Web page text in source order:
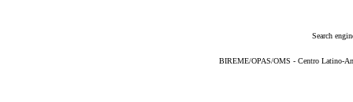
Search
BIREME/OPAS/OMS - Centro Latino-